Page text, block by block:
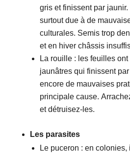
gris et finissent par
surtout due à de
culturales. Semis trop
et en hiver châssis
La rouille : les feuilles
jaunâtres qui finissent par
encore de mauvaises
principale cause.
et détruisez-les.
Les parasites
Le puceron : en colonies,